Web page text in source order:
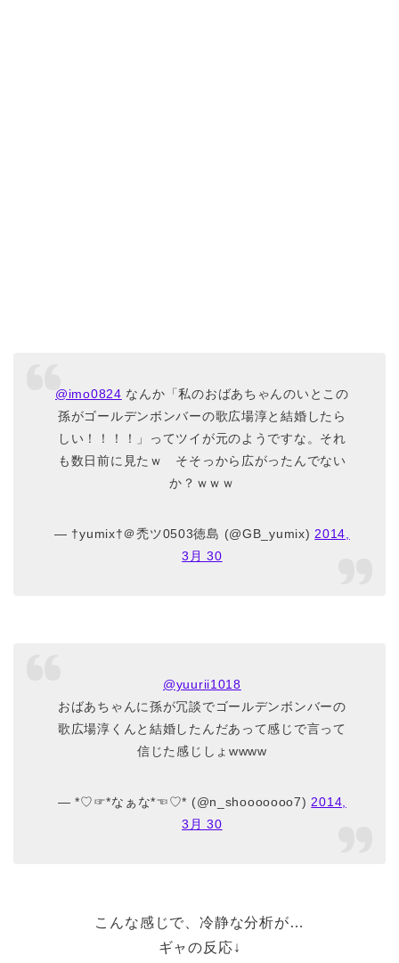
@imo0824 なんか「私のおばあちゃんのいとこの
孫がゴールデンボンバーの歌広場淳と結婚したら
しい！！！！」ってツイが元のようですな。それ
も数日前に見たｗ そそっから広がったんでない
か？ｗｗｗ
— †yumix†＠禿ツ0503徳島 (@GB_yumix)2014,
3月 30
@yuurii1018
おばあちゃんに孫が冗談でゴールデンボンバーの
歌広場淳くんと結婚したんだあって感じで言って
信じた感じしょwwww
— *♡☞*なぁな*☜♡* (@n_shooooooo7) 2014,
3月 30
こんな感じで、冷静な分析が…
ギャの反応↓